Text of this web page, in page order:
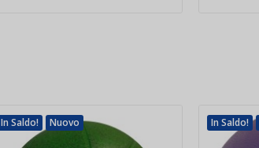
In Saldo! Nuovo In Saldo!